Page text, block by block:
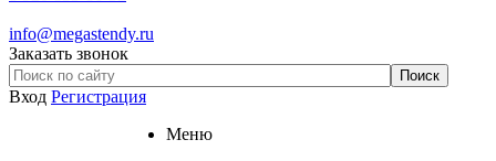
info@megastendy.ru
Заказать звонок
Вход Регистрация
Меню